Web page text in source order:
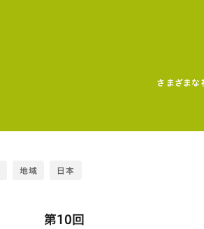
さまざまな
地域 日本
第10回